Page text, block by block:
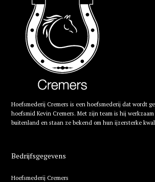
Hoefsmederij Cremers is een hoefsmederij dat wordt
hoefsmid Kevin Cremers. Met zijn team is hij
buitenland en staan ze bekend om hun ijzersterke
Bedrijfsgegevens
Hoefsmederij Cremers